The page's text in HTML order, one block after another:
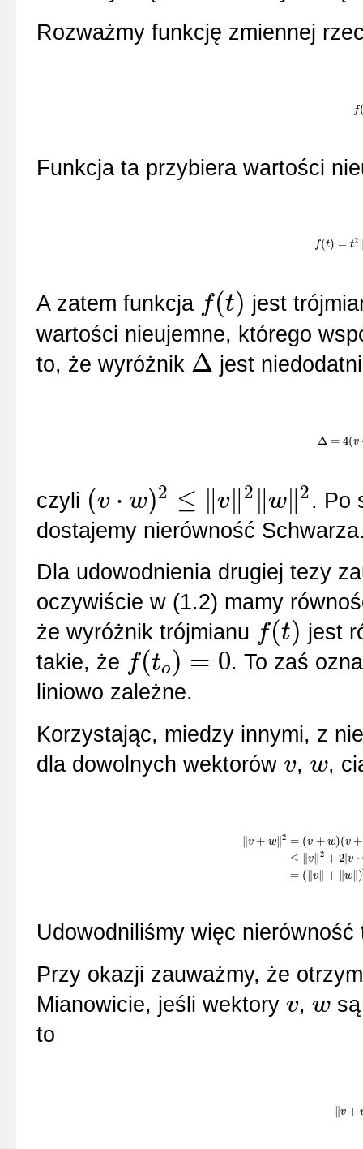
Rozważmy funkcję zmiennej
f
f(t
Funkcja ta przybiera wartości
f(t) = t2
f(t) =t2‖v ‖2+
A zatem funkcja f(t)
t)
jest
wartości nieujemne, którego
to, że wyróżnik Δ
Δ jest
Δ = 4(v
Δ= 4(v⋅w)2
czyli (v ⋅ w)2 ≤ ∥v 2 w∥ 2
(v w)2 ≤‖ ‖2‖w ‖2
. Po
dostajemy nierówność
Dla udowodnienia drugiej tezy
oczywiście w (1.2) mamy
że wyróżnik trójmianu f(t)
t)
jest
takie, że f(to ) = 0
to = 0
. To zaś
liniowo zależne.
Korzystając, miedzy innymi, z
dla dowolnych wektorów v
v ,w
w ,
∥v + w∥ 2 = (v + w)(v +
≤
∥v 2 +2 |v ⋅
= ( ∥v + w∥ )
w) v+ w) =‖v‖2+ 2
Udowodniliśmy więc
Przy okazji zauważmy, że
Mianowicie, jeśli wektory v
v ,w
w
to
v +
v+ w‖